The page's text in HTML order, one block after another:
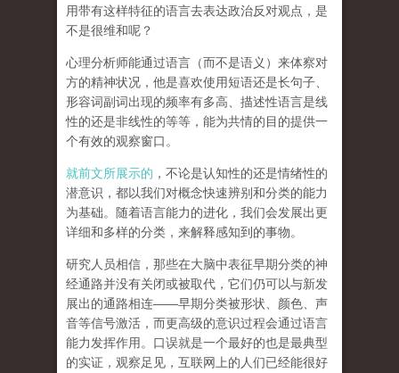
用带有这样特征的语言去表达政治反对观点，是
不是很维和呢？
心理分析师能通过语言（而不是语义）来体察对
方的精神状况，他是喜欢使用短语还是长句子、
形容词副词出现的频率有多高、描述性语言是线
性的还是非线性的等等，能为共情的目的提供一
个有效的观察窗口。
就前文所展示的 ，不论是认知性的还是情绪性的
潜意识，都以我们对概念快速辨别和分类的能力
为基础。随着语言能力的进化，我们会发展出更
详细和多样的分类，来解释感知到的事物。
研究人员相信，那些在大脑中表征早期分类的神
经通路并没有关闭或被取代，它们仍可以与新发
展出的通路相连——早期分类被形状、颜色、声
音等信号激活，而更高级的意识过程会通过语言
能力发挥作用。口误就是一个最好的也是最典型
的实证，观察足见， 互联网上的人们已经能很好